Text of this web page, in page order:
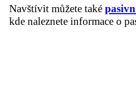
Navštívit můžete také
kde naleznete informace o